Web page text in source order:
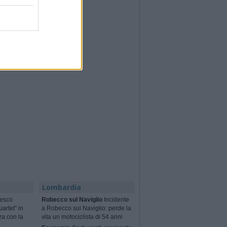
in
con la
Lombardia
Robecco sul Naviglio Incidente
a Robecco sul Naviglio: perde la
vita un motociclista di 54 anni